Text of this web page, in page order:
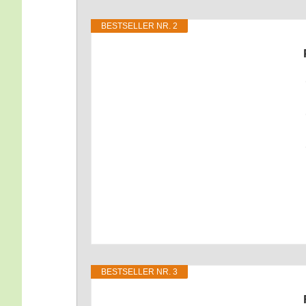
BEST­SEL­LER NR. 2
BEST­SEL­LER NR. 3